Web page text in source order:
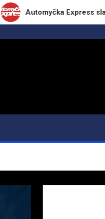
Automyčka Express slaví 20